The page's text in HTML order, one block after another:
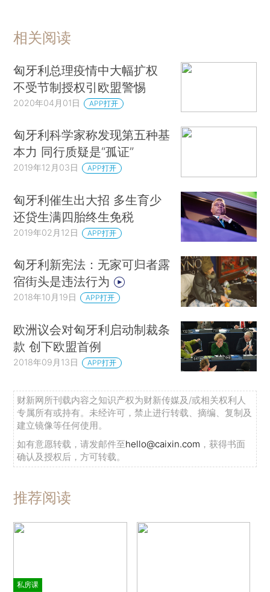
相关阅读
匈牙利总理疫情中大幅扩权
不受节制授权引欧盟警惕
2020年04月01日 APP打开
匈牙利科学家称发现第五种基
本力 同行质疑是“孤证”
2019年12月03日 APP打开
匈牙利催生出大招 多生育少
还贷生满四胎终生免税
2019年02月12日 APP打开
匈牙利新宪法：无家可归者露
宿街头是违法行为
2018年10月19日 APP打开
欧洲议会对匈牙利启动制裁条
款 创下欧盟首例
2018年09月13日 APP打开
财新网所刊载内容之知识产权为财新传媒及/或相关权利人
专属所有或持有。未经许可，禁止进行转载、摘编、复制及
建立镜像等任何使用。
如有意愿转载，请发邮件至hello@caixin.com ，获得书面
确认及授权后，方可转载。
推荐阅读
私房课